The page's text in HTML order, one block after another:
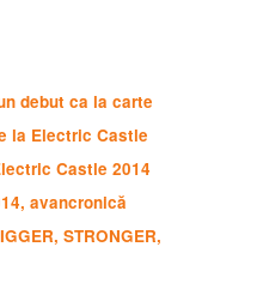
debut ca la carte
la Electric Castle
Castle 2014
avancronică
STRONGER,